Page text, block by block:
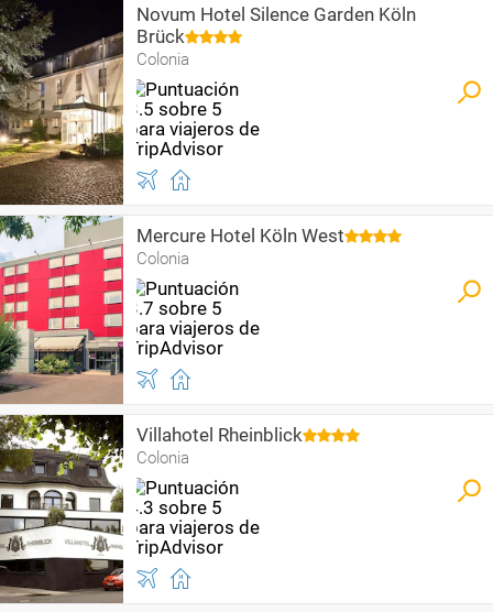
Novum Hotel Silence Garden Köln
Brück
Colonia
Mercure Hotel Köln West
Colonia
Villahotel Rheinblick
Colonia